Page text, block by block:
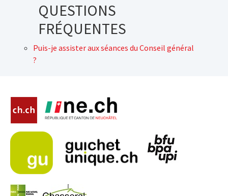
QUESTIONS
FRÉQUENTES
Puis-je assister aux séances du Conseil général
?